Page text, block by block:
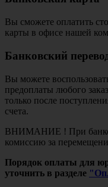
Вы сможете оплатить
карты в офисе нашей
Банковский
Вы можете
предоплаты любого
только после
счета.
ВНИМАНИЕ ! При
комиссию за
Порядок оплаты для
уточнить в разделе